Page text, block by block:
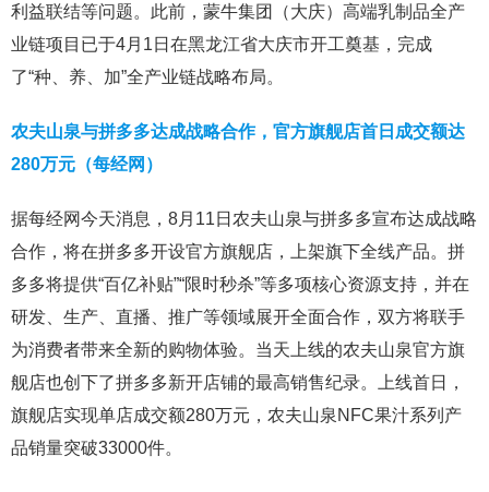
利益联结等问题。此前，蒙牛集团（大庆）高端乳制品全产
业链项目已于4月1日在黑龙江省大庆市开工奠基，完成
了“种、养、加”全产业链战略布局。
农夫山泉与拼多多达成战略合作，官方旗舰店首日成交额达
280万元（每经网）
据每经网今天消息，8月11日农夫山泉与拼多多宣布达成战略
合作，将在拼多多开设官方旗舰店，上架旗下全线产品。拼
多多将提供“百亿补贴”“限时秒杀”等多项核心资源支持，并在
研发、生产、直播、推广等领域展开全面合作，双方将联手
为消费者带来全新的购物体验。当天上线的农夫山泉官方旗
舰店也创下了拼多多新开店铺的最高销售纪录。上线首日，
旗舰店实现单店成交额280万元，农夫山泉NFC果汁系列产
品销量突破33000件。